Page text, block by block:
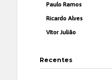
Paulo Ramos
Ricardo Alves
Vítor Julião
Recentes